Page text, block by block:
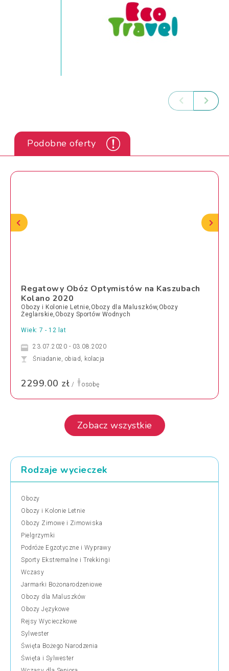
Podobne oferty
Regatowy Obóz Optymistów na Kaszubach
Kolano 2020
Obozy i Kolonie Letnie,Obozy dla Maluszków,Obozy
Żeglarskie,Obozy Sportów Wodnych
Wiek: 7 - 12 lat
23.07.2020 - 03.08.2020
Śniadanie, obiad, kolacja
2299.00 zł / osobę
Zobacz wszystkie
Rodzaje wycieczek
Obozy
Obozy i Kolonie Letnie
Obozy Zimowe i Zimowiska
Pielgrzymki
Podróże Egzotyczne i Wyprawy
Sporty Ekstremalne i Trekkingi
Wczasy
Jarmarki Bożonarodzeniowe
Obozy dla Maluszków
Obozy Językowe
Rejsy Wycieczkowe
Sylwester
Święta Bożego Narodzenia
Święta i Sylwester